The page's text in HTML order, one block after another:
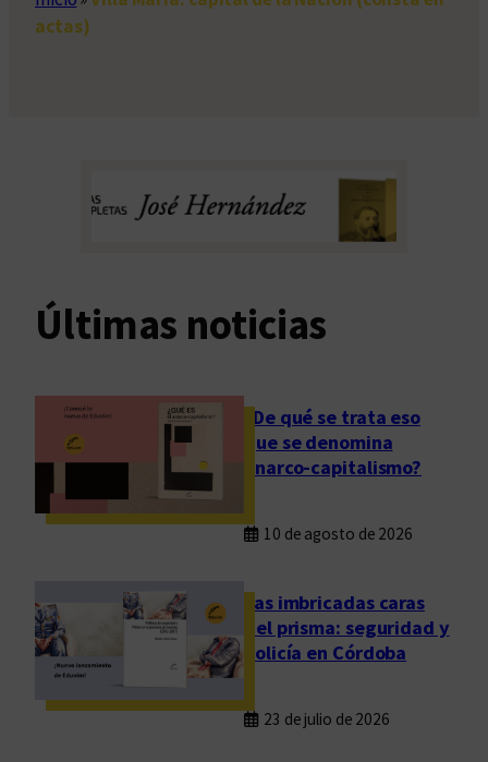
actas)
Últimas noticias
¿De qué se trata eso
que se denomina
anarco-capitalismo?
10 de agosto de 2026
Las imbricadas caras
del prisma: seguridad y
policía en Córdoba
23 de julio de 2026